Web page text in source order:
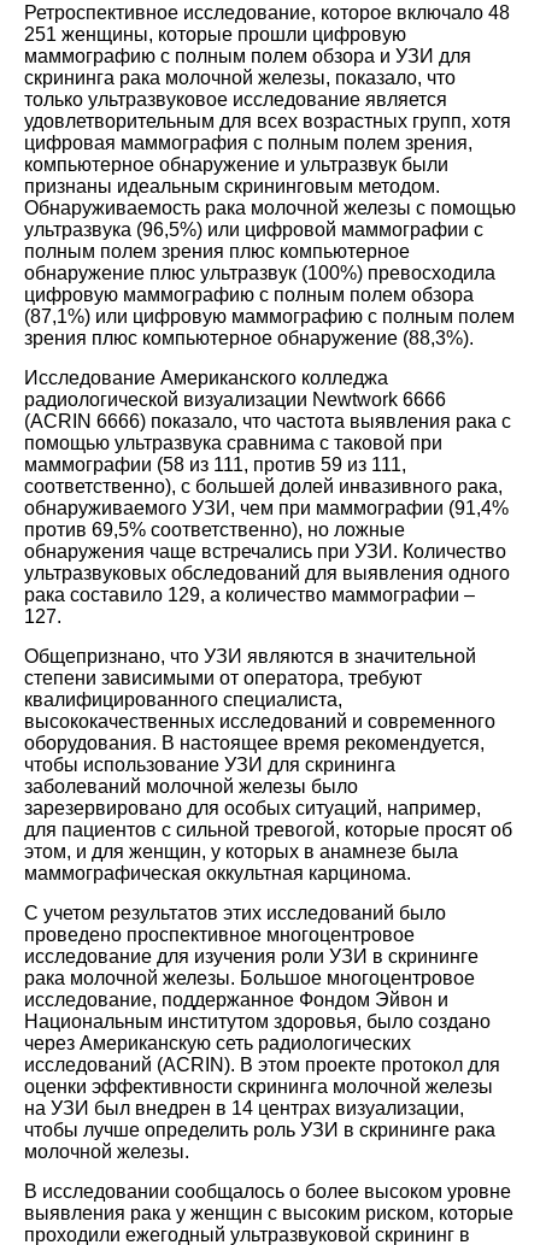
Ретроспективное исследование, которое включало 48
251 женщины, которые прошли цифровую
маммографию с полным полем обзора и УЗИ для
скрининга рака молочной железы, показало, что
только ультразвуковое исследование является
удовлетворительным для всех возрастных групп, хотя
цифровая маммография с полным полем зрения,
компьютерное обнаружение и ультразвук были
признаны идеальным скрининговым методом.
Обнаруживаемость рака молочной железы с помощью
ультразвука (96,5%) или цифровой маммографии с
полным полем зрения плюс компьютерное
обнаружение плюс ультразвук (100%) превосходила
цифровую маммографию с полным полем обзора
(87,1%) или цифровую маммографию с полным полем
зрения плюс компьютерное обнаружение (88,3%).
Исследование Американского колледжа
радиологической визуализации Newtwork 6666
(ACRIN 6666) показало, что частота выявления рака с
помощью ультразвука сравнима с таковой при
маммографии (58 из 111, против 59 из 111,
соответственно), с большей долей инвазивного рака,
обнаруживаемого УЗИ, чем при маммографии (91,4%
против 69,5% соответственно), но ложные
обнаружения чаще встречались при УЗИ. Количество
ультразвуковых обследований для выявления одного
рака составило 129, а количество маммографии –
127.
Общепризнано, что УЗИ являются в значительной
степени зависимыми от оператора, требуют
квалифицированного специалиста,
высококачественных исследований и современного
оборудования. В настоящее время рекомендуется,
чтобы использование УЗИ для скрининга
заболеваний молочной железы было
зарезервировано для особых ситуаций, например,
для пациентов с сильной тревогой, которые просят об
этом, и для женщин, у которых в анамнезе была
маммографическая оккультная карцинома.
С учетом результатов этих исследований было
проведено проспективное многоцентровое
исследование для изучения роли УЗИ в скрининге
рака молочной железы. Большое многоцентровое
исследование, поддержанное Фондом Эйвон и
Национальным институтом здоровья, было создано
через Американскую сеть радиологических
исследований (ACRIN). В этом проекте протокол для
оценки эффективности скрининга молочной железы
на УЗИ был внедрен в 14 центрах визуализации,
чтобы лучше определить роль УЗИ в скрининге рака
молочной железы.
В исследовании сообщалось о более высоком уровне
выявления рака у женщин с высоким риском, которые
проходили ежегодный ультразвуковой скрининг в